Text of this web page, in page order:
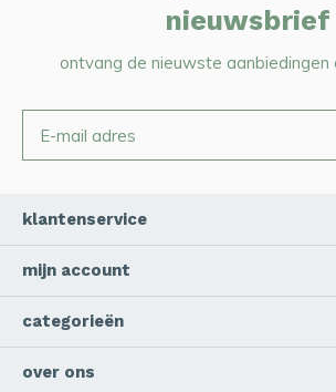
nieuwsbrief
ontvang de nieuwste aanbiedingen
klantenservice
mijn account
categorieën
over ons